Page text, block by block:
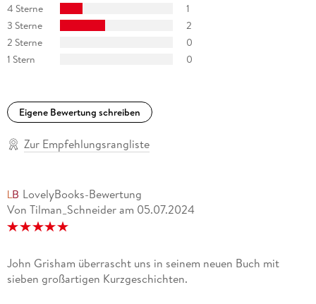
4 Sterne
1
3 Sterne
2
2 Sterne
0
1 Stern
0
Eigene Bewertung schreiben
Zur Empfehlungsrangliste
LovelyBooks-Bewertung
Von Tilman_Schneider am 05.07.2024
John Grisham überrascht uns in seinem neuen Buch mit
sieben großartigen Kurzgeschichten.